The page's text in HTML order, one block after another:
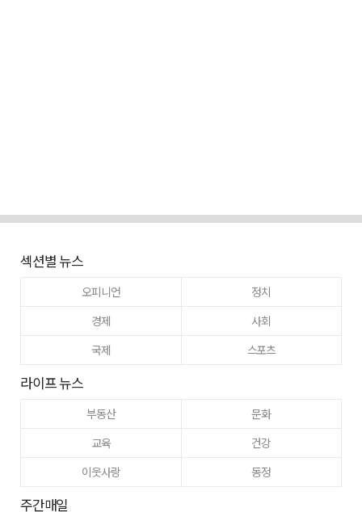
섹션별 뉴스
오피니언
정치
경제
사회
국제
스포츠
라이프 뉴스
부동산
문화
교육
건강
이웃사랑
동정
주간매일